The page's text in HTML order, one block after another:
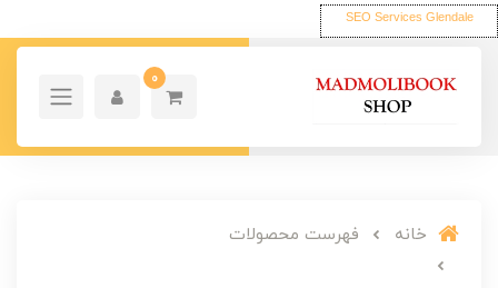
SEO Services Glendale
0
خانه فهرست محصولات